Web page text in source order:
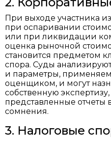
При выходе участника
при оспаривании
или при ликвидации
оценка рыночной
становится предметом
спора. Суды
и параметры,
оценщиком, и могут
собственную
представленные отчеты
сомнения.
3. Налоговые